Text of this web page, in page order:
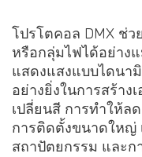
โปรโตคอล DMX ช่
หรือกลุ่มไฟได้อย่าง
แสดงแสงแบบไดนา
อย่างยิ่งในการสร้าง
เปลี่ยนสี การทำให้ล
การติดตั้งขนาดใหญ่
สถาปัตยกรรม และ